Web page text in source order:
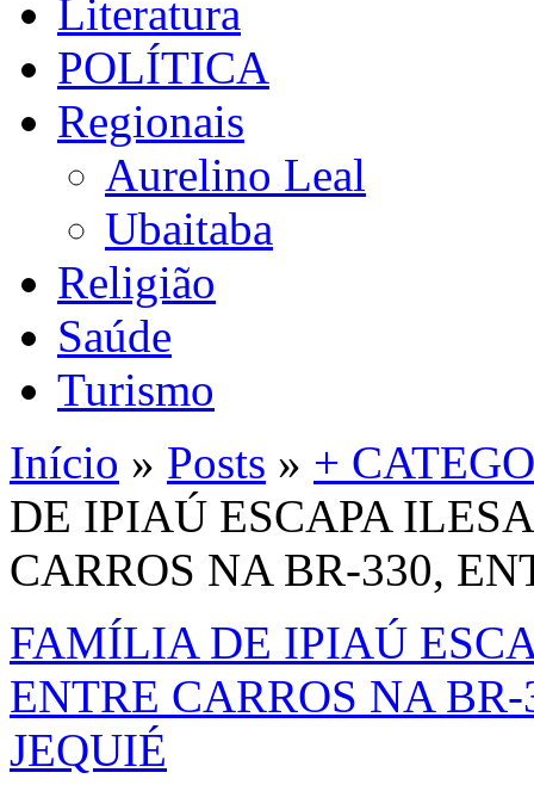
Literatura
POLÍTICA
Regionais
Aurelino Leal
Ubaitaba
Religião
Saúde
Turismo
Início » Posts » +
DE IPIAÚ ESCAPA
CARROS NA BR-330,
FAMÍLIA DE IPIAÚ
ENTRE CARROS NA
JEQUIÉ